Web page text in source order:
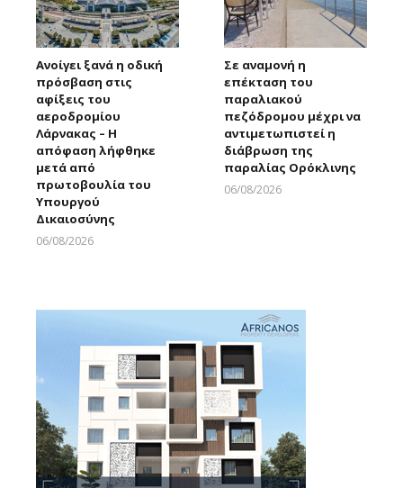
Ανοίγει ξανά η οδική
πρόσβαση στις
αφίξεις του
αεροδρομίου
Λάρνακας – Η
απόφαση λήφθηκε
μετά από
πρωτοβουλία του
Υπουργού
Δικαιοσύνης
06/08/2026
Σε αναμονή η
επέκταση του
παραλιακού
πεζόδρομου μέχρι να
αντιμετωπιστεί η
διάβρωση της
παραλίας Ορόκλινης
06/08/2026